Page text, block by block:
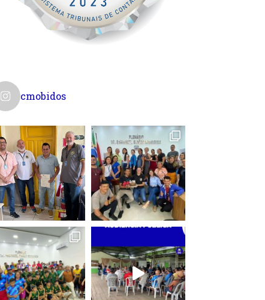
cmobidos